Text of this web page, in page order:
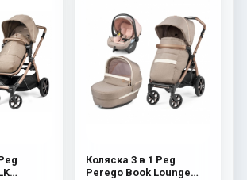
Коляска 3 в 1 Peg
Perego Book Lounge